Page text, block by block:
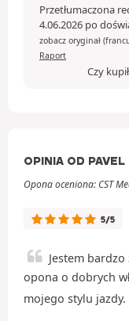
Przetłumaczona
4.06.2026 po
zobacz oryginał
Raport
Czy
OPINIA OD PAVEL
Opona oceniona: CST
5/5
Jestem
opona o dobrych
mojego stylu jazdy.